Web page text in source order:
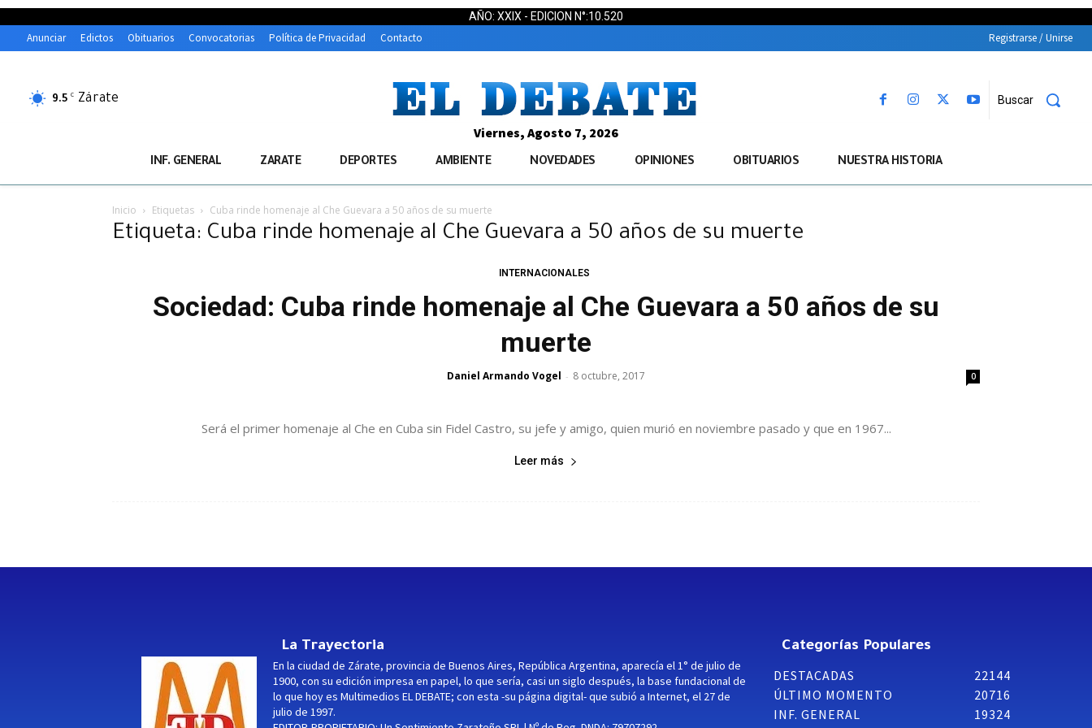
AÑO: XXIX - EDICION N°:10.520
Anunciar Edictos Obituarios Convocatorias Política de Privacidad Contacto Registrarse / Unirse
9.5 C Zárate Buscar
Viernes, Agosto 7, 2026
INF. GENERAL ZARATE DEPORTES AMBIENTE NOVEDADES OPINIONES OBITUARIOS NUESTRA HISTORIA
Inicio Etiquetas Cuba rinde homenaje al Che Guevara a 50 años de su muerte
Etiqueta: Cuba rinde homenaje al Che Guevara a 50 años de su muerte
INTERNACIONALES
Sociedad: Cuba rinde homenaje al Che Guevara a 50 años de su
muerte
Daniel Armando Vogel - 8 octubre, 2017 0
Será el primer homenaje al Che en Cuba sin Fidel Castro, su jefe y amigo, quien murió en noviembre pasado y que en 1967...
Leer más
La Trayectoria
En la ciudad de Zárate, provincia de Buenos Aires, República Argentina, aparecía el 1° de julio de
1900, con su edición impresa en papel, lo que sería, casi un siglo después, la base fundacional de
lo que hoy es Multimedios EL DEBATE; con esta -su página digital- que subió a Internet, el 27 de
julio de 1997.
Categorías Populares
DESTACADAS
22144
ÚLTIMO MOMENTO
20716
INF. GENERAL
19324